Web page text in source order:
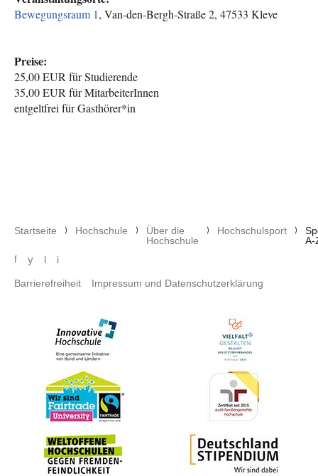
Bewegungsraum 1, Van-den-Bergh-Straße 2, 47533 Kleve
Preise:
25,00 EUR für Studierende
35,00 EUR für MitarbeiterInnen
entgeltfrei für Gasthörer*in
Pfadnavigation
Startseite Hochschule
Über die
Hochschule
Hochschulsport
A-
Social media menu
f y l i
Footer menu
Barrierefreiheit Impressum und Datenschutzerklärung